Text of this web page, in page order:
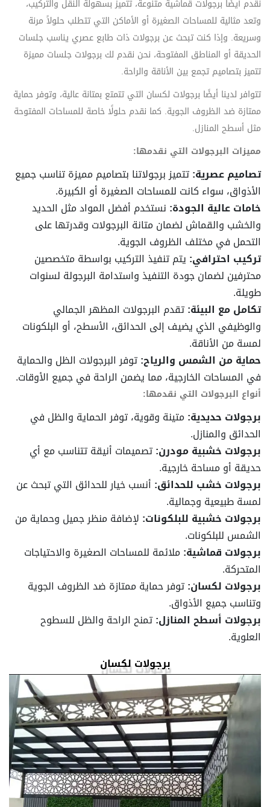
نقدم أيضًا برجولات قماشية متنوعة، تتميز بسهولة النقل والتركيب،
وتعد مثالية للمساحات الصغيرة أو الأماكن التي تتطلب حلولاً مرنة
وسريعة. وإذا كنت تبحث عن برجولات ذات طابع عصري يناسب جلسات
الحديقة أو المناطق المفتوحة، نحن نقدم لك برجولات جلسات مميزة
تتميز بتصاميم تجمع بين الأناقة والراحة.
تتوافر لدينا أيضًا برجولات لكسان التي تتمتع بمتانة عالية، وتوفر حماية
ممتازة ضد الظروف الجوية. كما نقدم حلولًا خاصة للمساحات المفتوحة
مثل أسطح المنازل.
مميزات البرجولات التي نقدمها:
تصاميم عصرية:تتميز برجولاتنا بتصاميم مميزة تناسب جميع
الأذواق، سواء كانت للمساحات الصغيرة أو الكبيرة.
خامات عالية الجودة: نستخدم أفضل المواد مثل الحديد
والخشب والقماش لضمان متانة البرجولات وقدرتها على
التحمل في مختلف الظروف الجوية.
تركيب احترافي: يتم تنفيذ التركيب بواسطة متخصصين
محترفين لضمان جودة التنفيذ واستدامة البرجولة لسنوات
طويلة.
تكامل مع البيئة:تقدم البرجولات المظهر الجمالي
والوظيفي الذي يضيف إلى الحدائق، الأسطح، أو البلكونات
لمسة من الأناقة.
حماية من الشمس والرياح:توفر البرجولات الظل والحماية
في المساحات الخارجية، مما يضمن الراحة في جميع الأوقات.
أنواع البرجولات التي نقدمها:
برجولات حديدية:متينة وقوية، توفر الحماية والظل في
الحدائق والمنازل.
برجولات خشبية مودرن:تصميمات أنيقة تتناسب مع أي
حديقة أو مساحة خارجية.
برجولات خشب للحدائق: أنسب خيار للحدائق التي تبحث عن
لمسة طبيعية وجمالية.
برجولات خشبية للبلكونات: لإضافة منظر جميل وحماية من
الشمس للبلكونات.
برجولات قماشية:ملائمة للمساحات الصغيرة والاحتياجات
المتحركة.
برجولات لكسان:توفر حماية ممتازة ضد الظروف الجوية
وتناسب جميع الأذواق.
برجولات أسطح المنازل:تمنح الراحة والظل للسطوح
العلوية.
برجولات لكسان